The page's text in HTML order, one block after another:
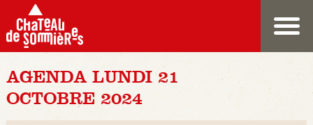
AGENDA LUNDI 21
OCTOBRE 2024